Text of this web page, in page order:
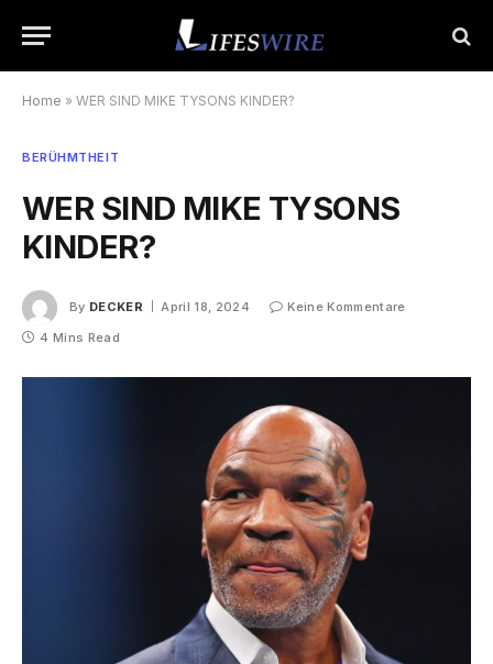
Home » WER SIND MIKE TYSONS KINDER?
BERÜHMTHEIT
WER SIND MIKE TYSONS
KINDER?
By DECKER April 18, 2024
Keine Kommentare
4 Mins Read